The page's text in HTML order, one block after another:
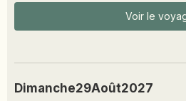
Voir le
Dimanche29Août2027